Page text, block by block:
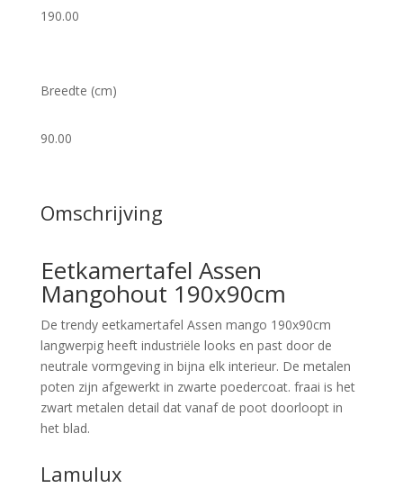
190.00
Breedte (cm)
90.00
Omschrijving
Eetkamertafel Assen
Mangohout 190x90cm
De trendy eetkamertafel Assen mango 190x90cm
langwerpig heeft industriële looks en past door de
neutrale vormgeving in bijna elk interieur. De metalen
poten zijn afgewerkt in zwarte poedercoat. fraai is het
zwart metalen detail dat vanaf de poot doorloopt in
het blad.
Lamulux